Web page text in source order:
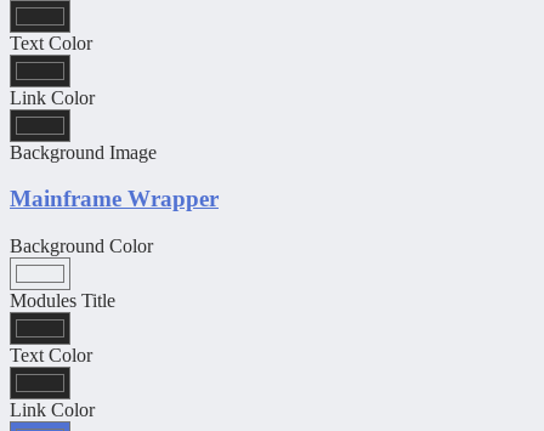
Text Color
Link Color
Background Image
Mainframe Wrapper
Background Color
Modules Title
Text Color
Link Color